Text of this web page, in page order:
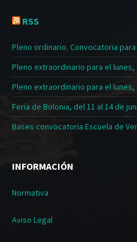
RSS
Pleno ordinario. Convocatoria
Pleno extraordinario para el lunes,
Pleno extraordinario para el lunes,
Feria de Bolonia, del 11 al 14 de
Bases convocatoria Escuela de
INFORMACIÓN
Normativa
Aviso Legal